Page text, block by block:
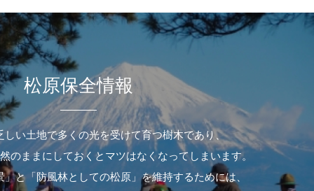
松原保全情報
しい土地で多くの光を受けて育つ樹木であり、
のままにしておくとマツはなくなってしまいます。
」と「防風林としての松原」を維持するためには、